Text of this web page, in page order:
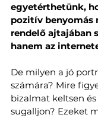
egyetérthetünk,
pozitív benyomás
rendelő ajtajában
hanem az
De milyen a jó
számára? Mire
bizalmat keltsen
sugalljon? Ezeket